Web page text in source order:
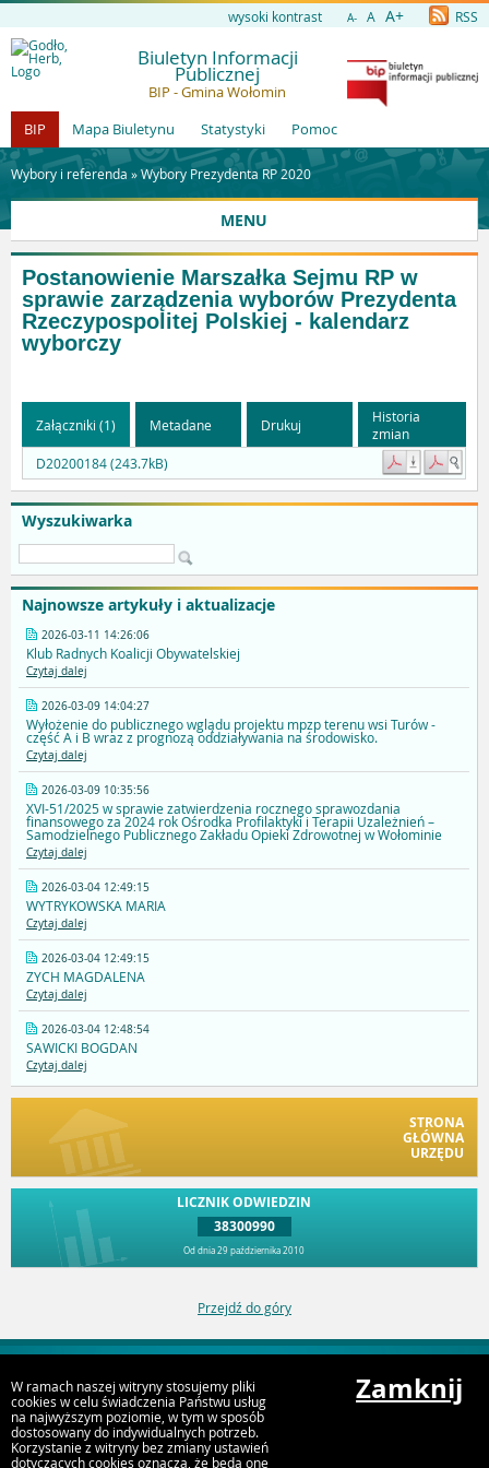
wysoki kontrast A- A A+ RSS
Biuletyn Informacji
Publicznej
BIP - Gmina Wołomin
BIP
Mapa Biuletynu Statystyki Pomoc
Wybory i referenda »Wybory Prezydenta RP 2020
MENU
Wyszukiwarka
Najnowsze artykuły i aktualizacje
2026-03-11 14:26:06
Klub Radnych Koalicji Obywatelskiej
Czytaj dalej
2026-03-09 14:04:27
Wyłożenie do publicznego wglądu projektu mpzp terenu wsi Turów -
część A i B wraz z prognozą oddziaływania na środowisko.
Czytaj dalej
2026-03-09 10:35:56
XVI-51/2025 w sprawie zatwierdzenia rocznego sprawozdania
finansowego za 2024 rok Ośrodka Profilaktyki i Terapii Uzależnień –
Samodzielnego Publicznego Zakładu Opieki Zdrowotnej w Wołominie
Czytaj dalej
2026-03-04 12:49:15
WYTRYKOWSKA MARIA
Czytaj dalej
2026-03-04 12:49:15
ZYCH MAGDALENA
Czytaj dalej
2026-03-04 12:48:54
SAWICKI BOGDAN
Czytaj dalej
STRONA
GŁÓWNA
URZĘDU
LICZNIK ODWIEDZIN
38300990
Od dnia 29 października 2010
Postanowienie Marszałka Sejmu RP w
sprawie zarządzenia wyborów Prezydenta
Rzeczypospolitej Polskiej - kalendarz
wyborczy
Załączniki (1) Metadane Drukuj
Historia
zmian
D20200184 (243.7kB)
Przejdź do góry
Deklaracja dostępności
W ramach naszej witryny stosujemy pliki
cookies w celu świadczenia Państwu usług
na najwyższym poziomie, w tym w sposób
dostosowany do indywidualnych potrzeb.
Korzystanie z witryny bez zmiany ustawień
dotyczących cookies oznacza, że będą one
Zamknij